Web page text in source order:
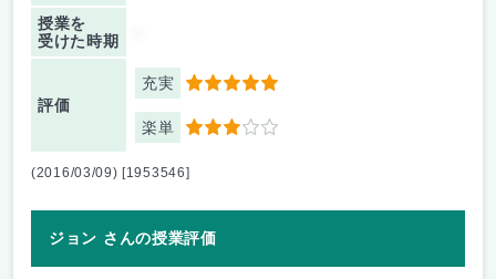
授業を
受けた時期
評価
充実 5
楽単 3
(2016/03/09) [1953546]
ジョン さんの授業評価